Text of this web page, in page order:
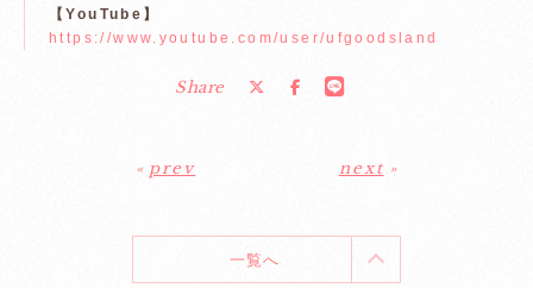
【YouTube】
https://www.youtube.com/user/ufgoodsland
Share
« prev next »
一覧へ